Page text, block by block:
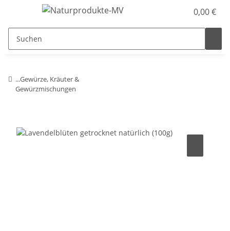
0,00 €
...Gewürze, Kräuter &
Gewürzmischungen